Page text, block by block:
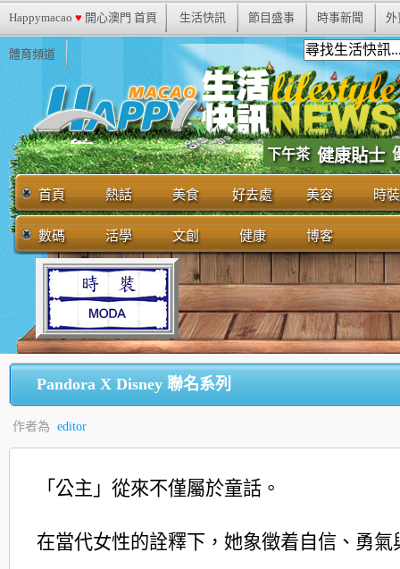
Happymacao ♥ 開心澳門 首頁 生活快訊 節目盛事 時事新聞 外
體育頻道
下午茶 健康貼士
首頁 熱話 美食 好去處 美容 時裝
數碼 活學 文創 健康 博客
Pandora X Disney 聯名系列
作者為 editor
「公主」從來不僅屬於童話。
在當代女性的詮釋下，她象徵着自信、勇氣